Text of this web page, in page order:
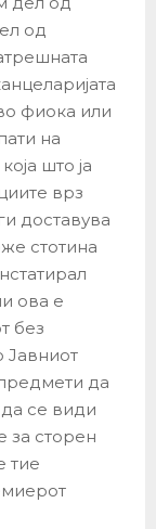
од
фиока или
на
што ја
врз
доставува
стотина
ова е
без
Јавниот
да
се види
за сторен
тие